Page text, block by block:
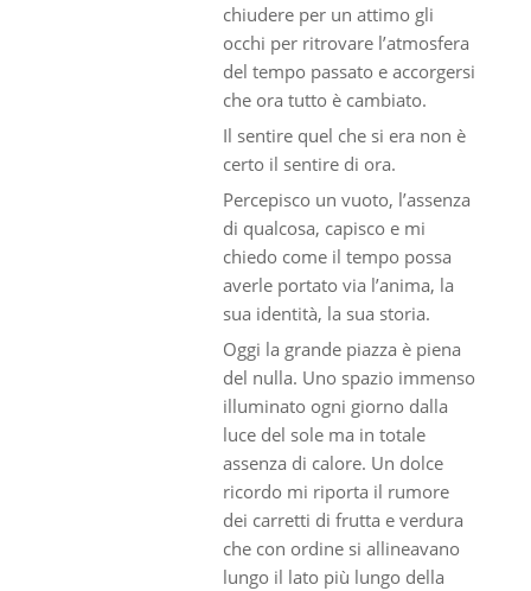
chiudere per un attimo gli
occhi per ritrovare l’atmosfera
del tempo passato e accorgersi
che ora tutto è cambiato.
Il sentire quel che si era non è
certo il sentire di ora.
Percepisco un vuoto, l’assenza
di qualcosa, capisco e mi
chiedo come il tempo possa
averle portato via l’anima, la
sua identità, la sua storia.
Oggi la grande piazza è piena
del nulla. Uno spazio immenso
illuminato ogni giorno dalla
luce del sole ma in totale
assenza di calore. Un dolce
ricordo mi riporta il rumore
dei carretti di frutta e verdura
che con ordine si allineavano
lungo il lato più lungo della